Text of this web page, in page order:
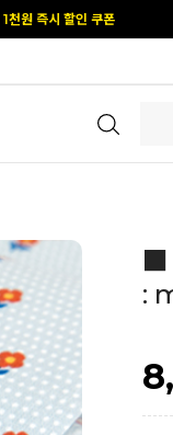
1천원 즉시 할인 쿠폰
: